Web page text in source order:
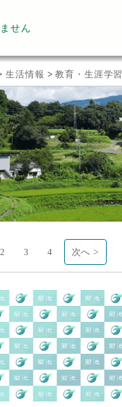
せん
生活情報 >教育・生涯学習
2 3 4 次へ >